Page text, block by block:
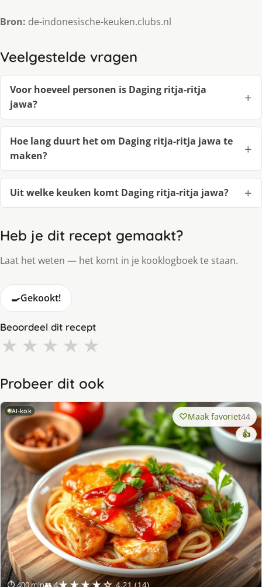
Bron: de-indonesische-keuken.clubs.nl
Veelgestelde vragen
Voor hoeveel personen is Daging ritja-ritja
jawa?
Hoe lang duurt het om Daging ritja-ritja jawa te
maken?
Uit welke keuken komt Daging ritja-ritja jawa?
Heb je dit recept gemaakt?
Laat het weten — het komt in je kooklogboek te staan.
🍳Gekookt!
Beoordeel dit recept
★ ★ ★ ★ ★
Probeer dit ook
AI-kok
⏱ 400 min👥 4 4.21 (14)
Maak favoriet44
👍